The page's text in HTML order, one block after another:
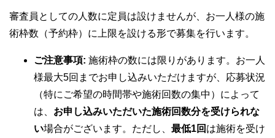
審査員としての人数に定員は設けませんが、お一人様の施
術枠数（予約枠）に上限を設ける形で募集を行います。
ご注意事項: 施術枠の数には限りがあります。お一人
様最大5回までお申し込みいただけますが、応募状況
（特にご希望の時間帯や施術回数の集中）によって
は、 お申し込みいただいた施術回数分を受けられな
い場合がございます。ただし、 最低1回 は施術を受け